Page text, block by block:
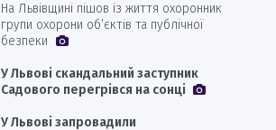
На Львівщині пішов із життя охоронник
групи охорони об’єктів та публічної
безпеки
У Львові скандальний заступник
Садового перегрівся на сонці
У Львові запровадили